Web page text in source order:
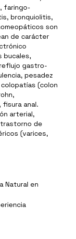
faringo-
bronquiolitis,
son
de carácter
bucales,
gastro-
pesadez
(colon
anal.
arterial,
de
(varices,
Natural en